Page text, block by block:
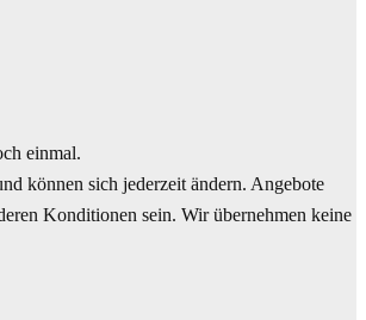
einmal.
können sich jederzeit ändern. Angebote
Konditionen sein. Wir übernehmen keine